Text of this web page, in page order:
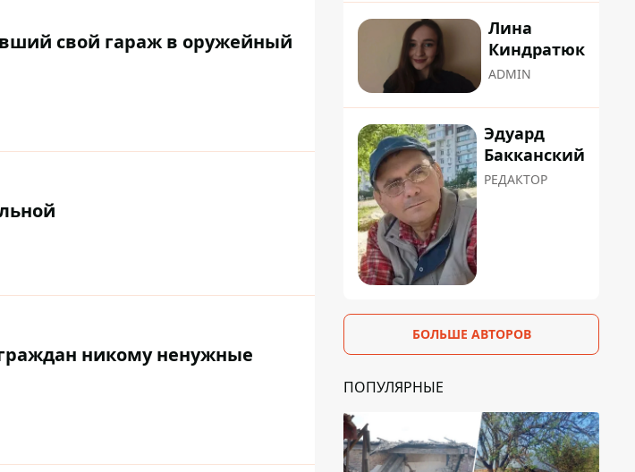
свой гараж в оружейный
никому ненужные
Лина
Киндратюк
ADMIN
Эдуард
Бакканский
РЕДАКТОР
БОЛЬШЕ АВТОРОВ
ПОПУЛЯРНЫЕ